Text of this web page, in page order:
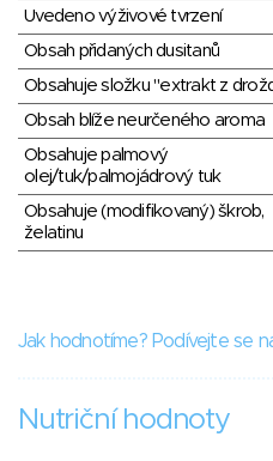
Uvedeno výživové tvrzení
Obsah přidaných dusitanů
Obsahuje složku "extrakt z
Obsah blíže neurčeného aroma
Obsahuje palmový
olej/tuk/palmojádrový tuk
Obsahuje (modifikovaný) škrob,
želatinu
Jak hodnotíme? Podívejte se
Nutriční hodnoty